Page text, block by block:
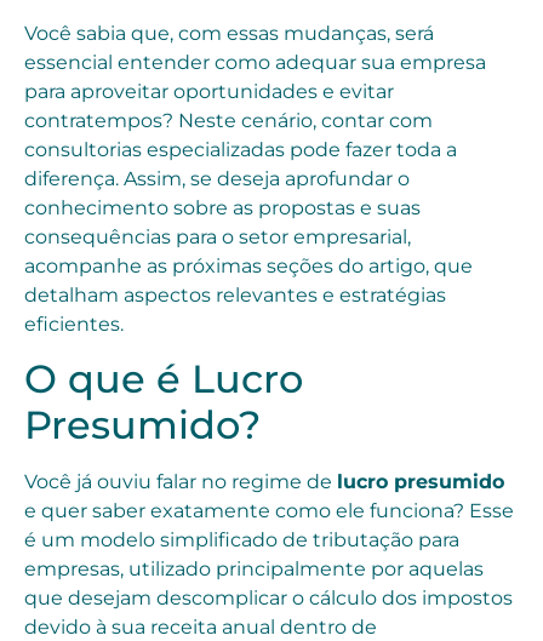
Você sabia que, com essas mudanças, será
essencial entender como adequar sua empresa
para aproveitar oportunidades e evitar
contratempos? Neste cenário, contar com
consultorias especializadas pode fazer toda a
diferença. Assim, se deseja aprofundar o
conhecimento sobre as propostas e suas
consequências para o setor empresarial,
acompanhe as próximas seções do artigo, que
detalham aspectos relevantes e estratégias
eficientes.
O que é Lucro
Presumido?
Você já ouviu falar no regime de lucro presumido
e quer saber exatamente como ele funciona? Esse
é um modelo simplificado de tributação para
empresas, utilizado principalmente por aquelas
que desejam descomplicar o cálculo dos impostos
devido à sua receita anual dentro de